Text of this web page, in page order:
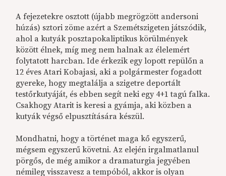
A fejezetekre osztott (újabb megrögzött andersoni
húzás) sztori zöme azért a Szemétszigeten játszódik,
ahol a kutyák posztapokaliptikus körülmények
között élnek, míg meg nem halnak az élelemért
folytatott harcban. Ide érkezik egy lopott repülőn a
12 éves Atari Kobajasi, aki a polgármester fogadott
gyereke, hogy megtalálja a szigetre deportált
testőrkutyáját, és ebben segít neki egy 4+1 tagú falka.
Csakhogy Atarit is keresi a gyámja, aki közben a
kutyák végső elpusztítására készül.
Mondhatni, hogy a történet maga kő egyszerű,
mégsem egyszerű követni. Az elején irgalmatlanul
pörgős, de még amikor a dramaturgia jegyében
némileg visszavesz a tempóból, akkor is olyan